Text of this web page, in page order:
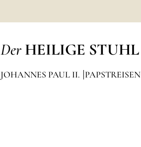
Der HEILIGE STUHL
JOHANNES PAUL II. PAPSTREISEN